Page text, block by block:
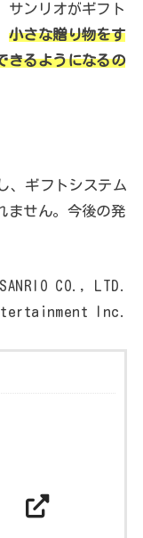
サンリオがギフト
小さな贈り物をす
るようになるの
、ギフトシステム
ません。今後の発
CO., LTD.
Inc.